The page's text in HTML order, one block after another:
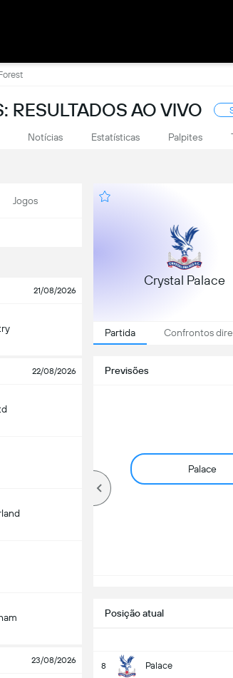
RESULTADOS AO VIVO
Notícias Estatísticas Palpites
Jogos
21/08/2026
22/08/2026
23/08/2026
Crystal Palace
Partida Confrontos
Previsões
Palace
Posição atual
8 Palace